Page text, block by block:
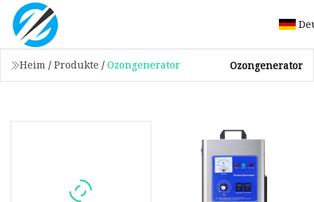
Heim / Produkte / Ozongenerator Ozongenerator